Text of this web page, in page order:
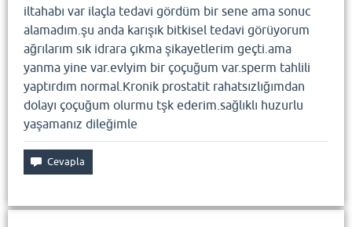
iltahabı var ilaçla tedavi gördüm bir sene ama sonuc
alamadım.şu anda karışık bitkisel tedavi görüyorum
ağrılarım sık idrara çıkma şikayetlerim geçti.ama
yanma yine var.evlyim bir çoçuğum var.sperm tahlili
yaptırdım normal.Kronik prostatit rahatsızlığımdan
dolayı çoçuğum olurmu tşk ederim.sağlıklı huzurlu
yaşamanız dileğimle